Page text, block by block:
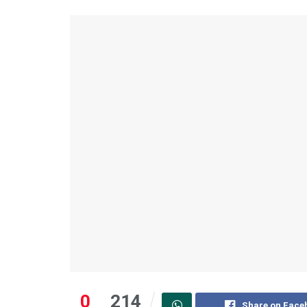
0 214